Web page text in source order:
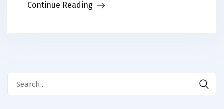
Continue Reading